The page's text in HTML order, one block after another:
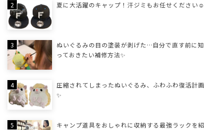
夏に大活躍のキャップ！汗ジミもお任せください☺
ぬいぐるみの目の塗装が剥げた…自分で直す前に知
っておきたい補修方法✨
圧縮されてしまったぬいぐるみ、ふわふわ復活計画
✨
キャンプ道具をおしゃれに収納する最強ラックを紹